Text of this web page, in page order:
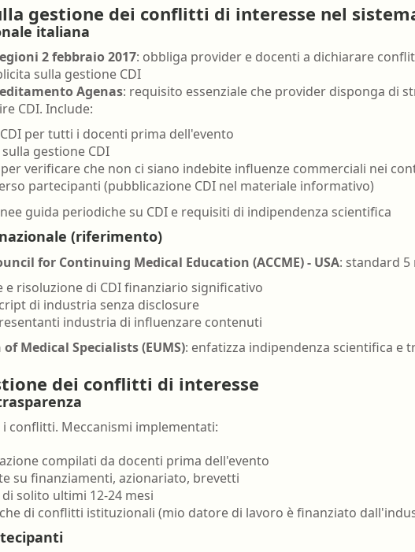
gestione dei conflitti di interesse nel
italiana
2 febbraio 2017: obbliga provider e docenti a dichiarare
sulla gestione CDI
Agenas: requisito essenziale che provider disponga di
CDI. Include:
per tutti i docenti prima dell'evento
gestione CDI
verificare che non ci siano indebite influenze commerciali nei
partecipanti (pubblicazione CDI nel materiale informativo)
guida periodiche su CDI e requisiti di indipendenza scientifica
(riferimento)
for Continuing Medical Education (ACCME) - USA: standard 5
e risoluzione di CDI finanziario significativo
di industria senza disclosure
industria di influenzare contenuti
Medical Specialists (EUMS): enfatizza indipendenza scientifica e
dei conflitti di interesse
conflitti. Meccanismi implementati:
compilati da docenti prima dell'evento
su finanziamenti, azionariato, brevetti
solito ultimi 12-24 mesi
di conflitti istituzionali (mio datore di lavoro è finanziato